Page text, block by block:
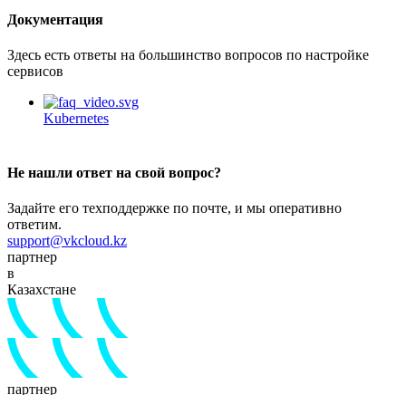
Документация
Здесь есть ответы на большинство вопросов по настройке
сервисов
Kubernetes
Не нашли ответ на свой вопрос?
Задайте его техподдержке по почте, и мы оперативно
ответим.
support@vkcloud.kz
партнер
в
Казахстане
партнер